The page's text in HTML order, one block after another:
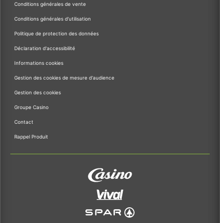
Conditions générales de vente
Conditions générales d'utilisation
Politique de protection des données
Déclaration d'accessibilité
Informations cookies
Gestion des cookies de mesure d'audience
Gestion des cookies
Groupe Casino
Contact
Rappel Produit